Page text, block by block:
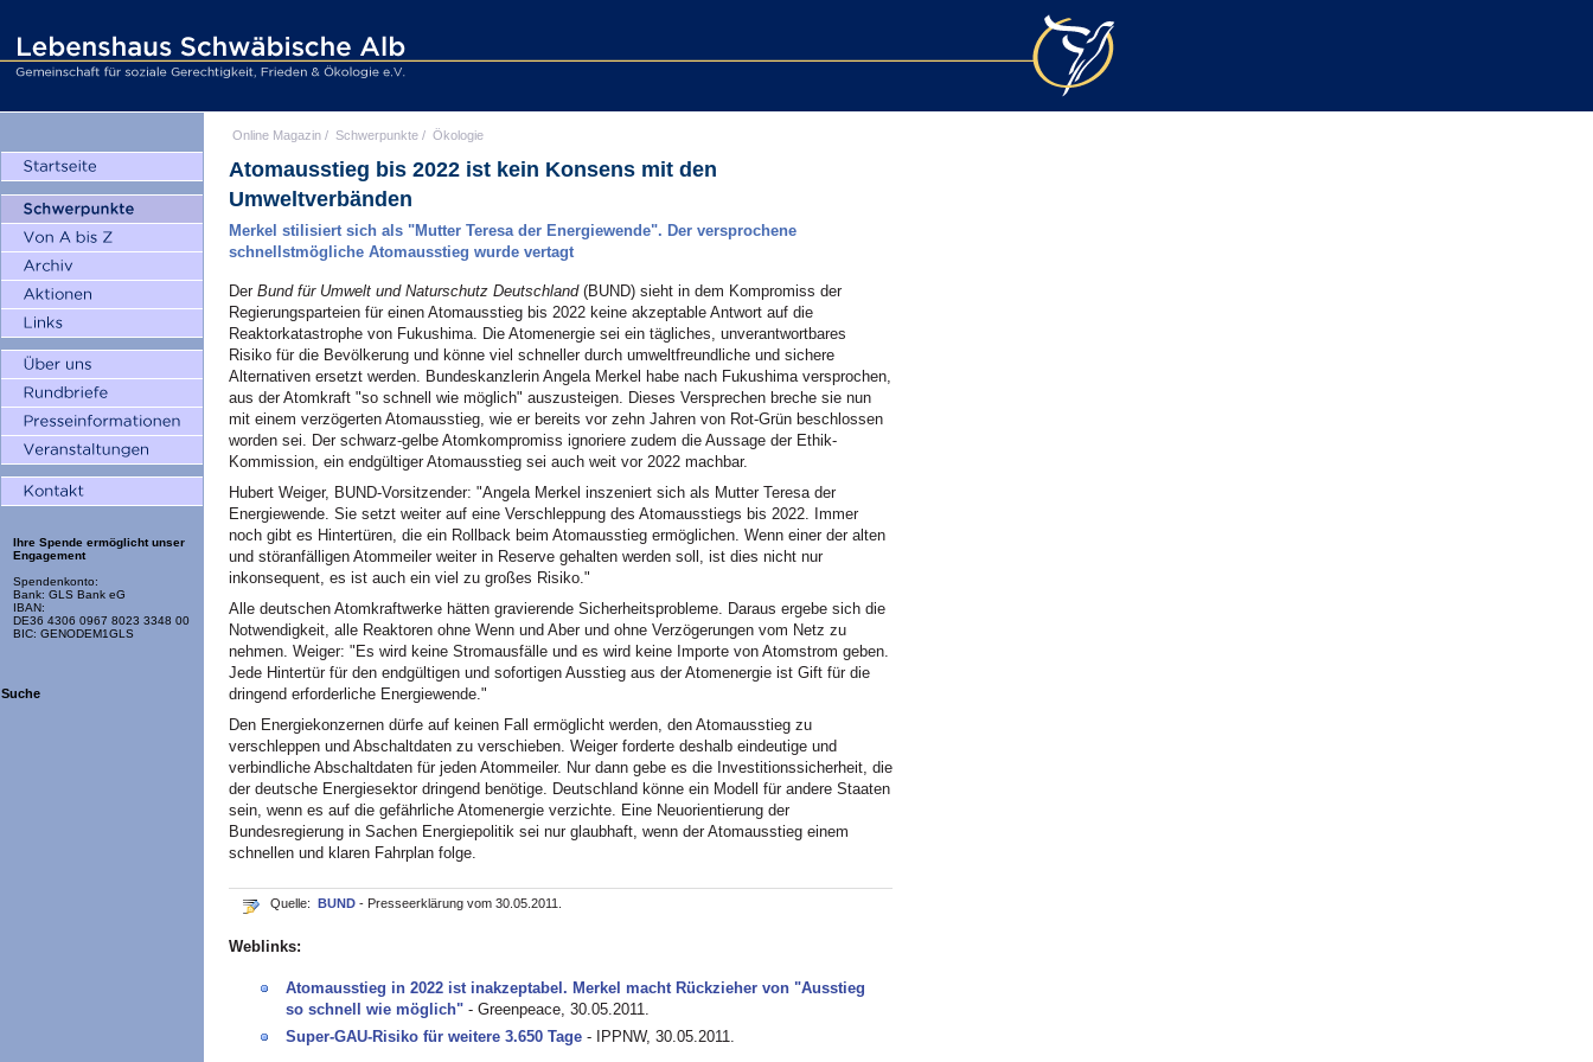
Ihre Spende ermöglicht unser
Engagement
Spendenkonto:
Bank: GLS Bank eG
IBAN:
DE36 4306 0967 8023 3348 00
BIC: GENODEM1GLS
Suche
Online Magazin / Schwerpunkte / Ökologie
Atomausstieg bis 2022 ist kein Konsens mit den
Umweltverbänden
Merkel stilisiert sich als "Mutter Teresa der Energiewende". Der versprochene
schnellstmögliche Atomausstieg wurde vertagt
Der Bund für Umwelt und Naturschutz Deutschland(BUND) sieht in dem Kompromiss der
Regierungsparteien für einen Atomausstieg bis 2022 keine akzeptable Antwort auf die
Reaktorkatastrophe von Fukushima. Die Atomenergie sei ein tägliches, unverantwortbares
Risiko für die Bevölkerung und könne viel schneller durch umweltfreundliche und sichere
Alternativen ersetzt werden. Bundeskanzlerin Angela Merkel habe nach Fukushima versprochen,
aus der Atomkraft "so schnell wie möglich" auszusteigen. Dieses Versprechen breche sie nun
mit einem verzögerten Atomausstieg, wie er bereits vor zehn Jahren von Rot-Grün beschlossen
worden sei. Der schwarz-gelbe Atomkompromiss ignoriere zudem die Aussage der Ethik-
Kommission, ein endgültiger Atomausstieg sei auch weit vor 2022 machbar.
Hubert Weiger, BUND-Vorsitzender: "Angela Merkel inszeniert sich als Mutter Teresa der
Energiewende. Sie setzt weiter auf eine Verschleppung des Atomausstiegs bis 2022. Immer
noch gibt es Hintertüren, die ein Rollback beim Atomausstieg ermöglichen. Wenn einer der alten
und störanfälligen Atommeiler weiter in Reserve gehalten werden soll, ist dies nicht nur
inkonsequent, es ist auch ein viel zu großes Risiko."
Alle deutschen Atomkraftwerke hätten gravierende Sicherheitsprobleme. Daraus ergebe sich die
Notwendigkeit, alle Reaktoren ohne Wenn und Aber und ohne Verzögerungen vom Netz zu
nehmen. Weiger: "Es wird keine Stromausfälle und es wird keine Importe von Atomstrom geben.
Jede Hintertür für den endgültigen und sofortigen Ausstieg aus der Atomenergie ist Gift für die
dringend erforderliche Energiewende."
Den Energiekonzernen dürfe auf keinen Fall ermöglicht werden, den Atomausstieg zu
verschleppen und Abschaltdaten zu verschieben. Weiger forderte deshalb eindeutige und
verbindliche Abschaltdaten für jeden Atommeiler. Nur dann gebe es die Investitionssicherheit, die
der deutsche Energiesektor dringend benötige. Deutschland könne ein Modell für andere Staaten
sein, wenn es auf die gefährliche Atomenergie verzichte. Eine Neuorientierung der
Bundesregierung in Sachen Energiepolitik sei nur glaubhaft, wenn der Atomausstieg einem
schnellen und klaren Fahrplan folge.
Quelle: BUND - Presseerklärung vom 30.05.2011.
Weblinks:
Atomausstieg in 2022 ist inakzeptabel. Merkel macht Rückzieher von "Ausstieg
so schnell wie möglich" - Greenpeace, 30.05.2011.
Super-GAU-Risiko für weitere 3.650 Tage - IPPNW, 30.05.2011.